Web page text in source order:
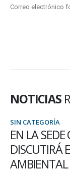
Correo electrónico
NOTICIAS
SIN CATEGORÍA
SE
LA